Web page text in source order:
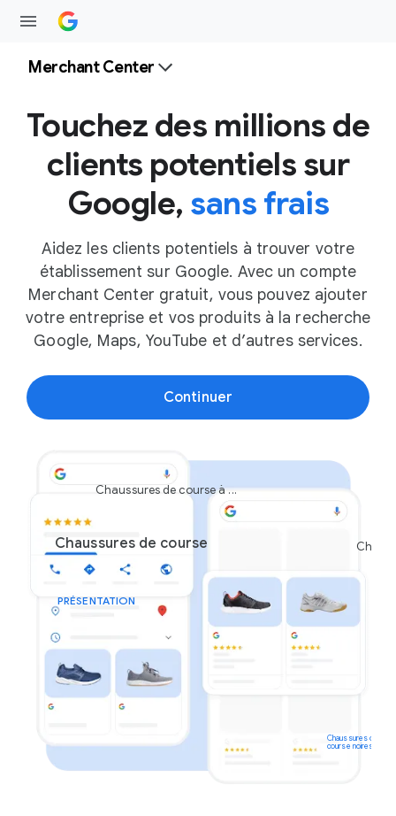
Merchant Center
Touchez des millions de
clients potentiels sur
Google, sans frais
Aidez les clients potentiels à trouver votre
établissement sur Google. Avec un compte
Merchant Center gratuit, vous pouvez ajouter
votre entreprise et vos produits à la recherche
Google, Maps, YouTube et d’autres services.
Continuer
Chaussures de course à ...
Chaussures de course
PRÉSENTATION
Chaussures de
course noires